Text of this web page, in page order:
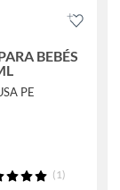
BEBÉS
PE
(1)